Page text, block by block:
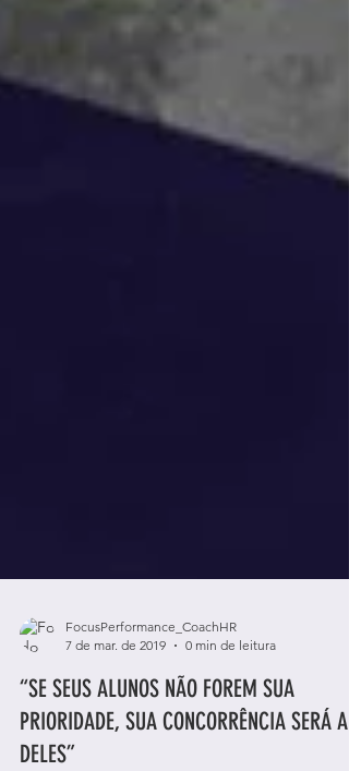
FocusPerformance_CoachHR
7 de mar. de 2019
0 min de leitura